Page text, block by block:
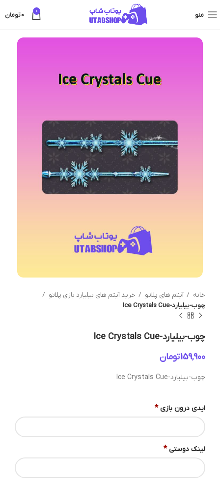
منو 0
0تومان
خانه آیتم های پلاتو
خرید آیتم های بیلیارد بازی پلاتو
چوب-بیلیارد-Ice Crystals Cue
چوب-بیلیارد-Ice Crystals Cue
تومان
چوب-بیلیارد-Ice Crystals Cue
ایدی درون بازی *
لینک دوستی *